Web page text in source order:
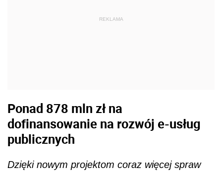
REKLAMA
Ponad 878 mln zł na
dofinansowanie na rozwój e-usług
publicznych
Dzięki nowym projektom coraz więcej spraw